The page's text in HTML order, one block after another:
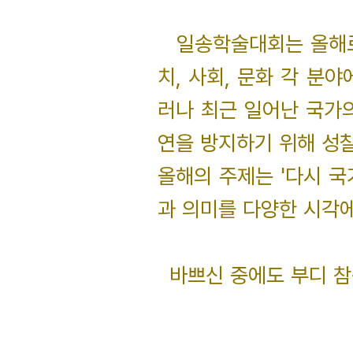
일송학술대회는 올
치, 사회, 문화 각 분야
러나 최근 일어난 국가
연을 방지하기 위해 성
올해의 주제는 '다시
과 의미를 다양한 시각
바쁘신 중에도 부디